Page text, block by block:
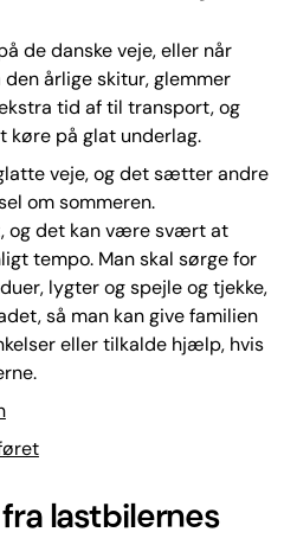
de danske veje, eller når
årlige skitur, glemmer
tid af til transport, og
køre på glat underlag.
veje, og det sætter andre
om sommeren.
og det kan være svært at
tempo. Man skal sørge for
lygter og spejle og tjekke,
så man kan give familien
eller tilkalde hjælp, hvis
lastbilernes